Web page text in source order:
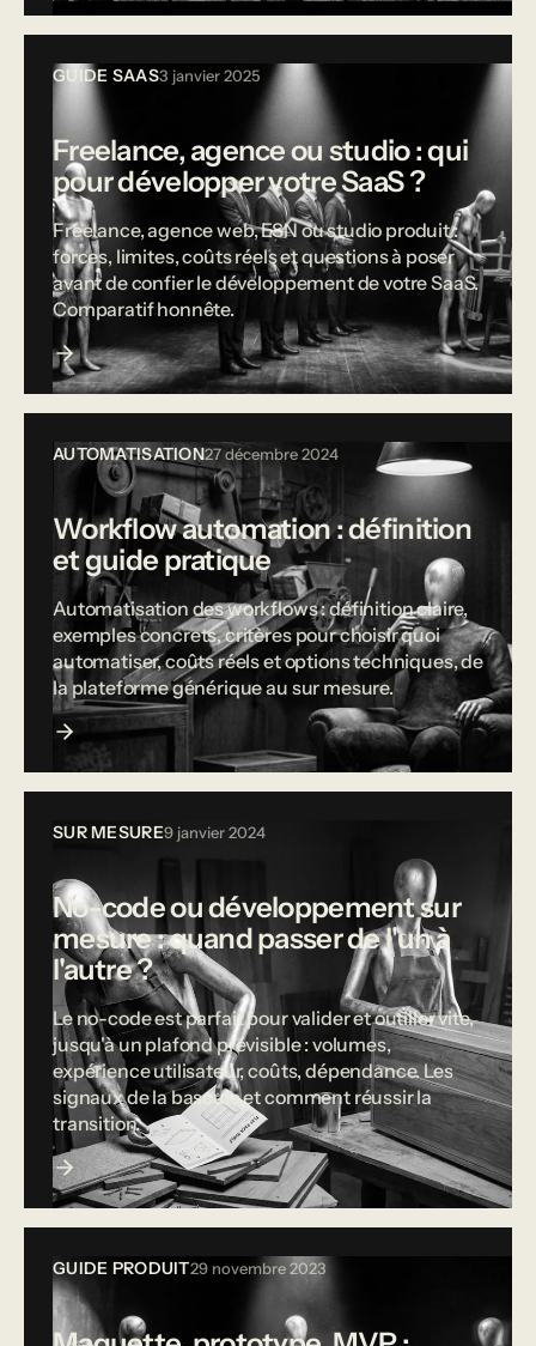
GUIDE SAAS3 janvier 2025
Freelance, agence ou studio : qui
pour développer votre SaaS ?
Freelance, agence web, ESN ou studio produit :
forces, limites, coûts réels et questions à poser
avant de confier le développement de votre SaaS.
Comparatif honnête.
AUTOMATISATION27 décembre 2024
Workflow automation : définition
et guide pratique
Automatisation des workflows : définition claire,
exemples concrets, critères pour choisir quoi
automatiser, coûts réels et options techniques, de
la plateforme générique au sur mesure.
SUR MESURE9 janvier 2024
No-code ou développement sur
mesure : quand passer de l'un à
l'autre ?
Le no-code est parfait pour valider et outiller vite,
jusqu'à un plafond prévisible : volumes,
expérience utilisateur, coûts, dépendance. Les
signaux de la bascule et comment réussir la
transition.
GUIDE PRODUIT29 novembre 2023